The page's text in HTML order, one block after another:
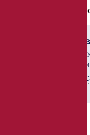
Условия оплаты и
Рассчет
Выберите
стоимость
Курьерская служба